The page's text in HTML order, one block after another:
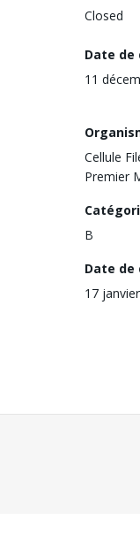
Closed
Date
11
Cellule
Premier
B
Date de
17